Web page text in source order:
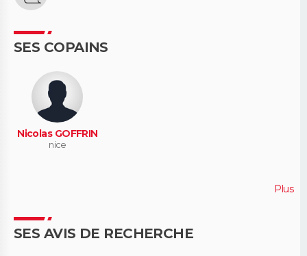
SES COPAINS
Nicolas GOFFRIN
nice
Plus
SES AVIS DE RECHERCHE